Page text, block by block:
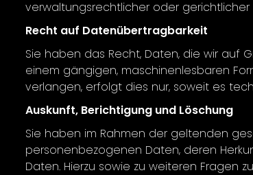
verwaltungsrechtlicher oder gerichtlicher
Recht auf Datenübertragbarkeit
Sie haben das Recht, Daten, die wir auf
einem gängigen, maschinenlesbaren
verlangen, erfolgt dies nur, soweit es
Auskunft, Berichtigung und Löschung
Sie haben im Rahmen der geltenden
personenbezogenen Daten, deren
Daten. Hierzu sowie zu weiteren Fragen